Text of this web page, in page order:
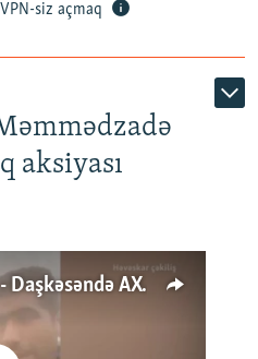
VPN-siz açmaq
aksiyası
'Məni təpiklədilər ki...' - Daşkəsəndə AXCP fəalının yaxınları onun həbsinə etiraz edirlər